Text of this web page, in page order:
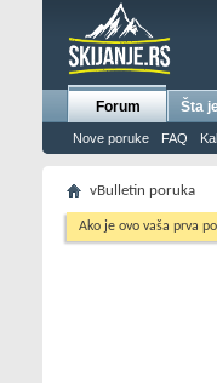
Forum
Nove poruke FAQ
Šta
vBulletin poruka
Ako je ovo vaša prva